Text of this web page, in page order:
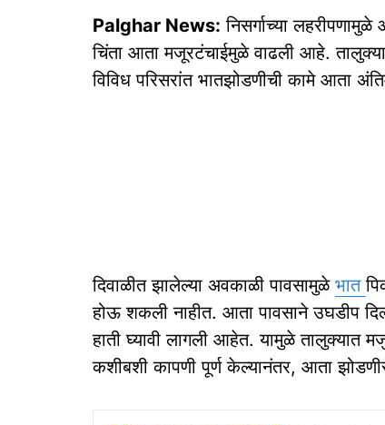
Palghar News: निसर्गाच्या
चिंता आता मजूरटंचाईमुळे वाढली आहे.
विविध परिसरांत भातझोडणीची कामे आता
दिवाळीत झालेल्या अवकाळी पावसामुळे भात
होऊ शकली नाहीत. आता पावसाने उघडीप
हाती घ्यावी लागली आहेत. यामुळे तालुक्यात
कशीबशी कापणी पूर्ण केल्यानंतर, आता